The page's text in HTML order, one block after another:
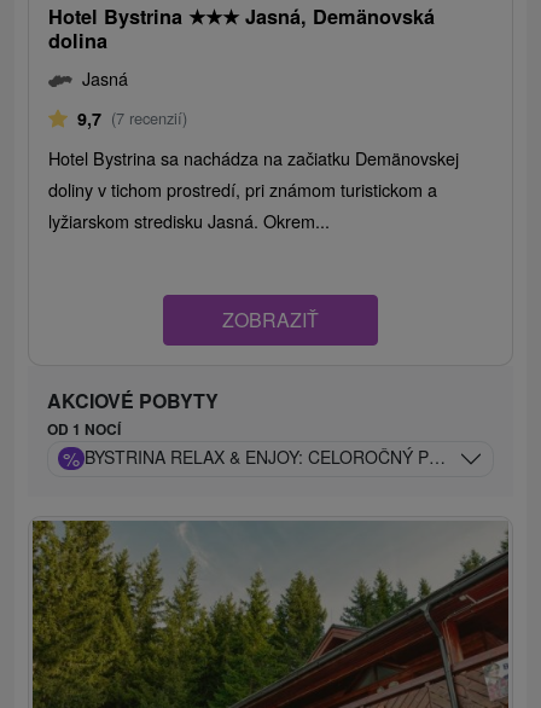
Hotel Bystrina ★★★ Jasná, Demänovská
dolina
Jasná
9,7 (7 recenzií)
Hotel Bystrina sa nachádza na začiatku Demänovskej
doliny v tichom prostredí, pri známom turistickom a
lyžiarskom stredisku Jasná. Okrem...
ZOBRAZIŤ
AKCIOVÉ POBYTY
OD 1 NOCÍ
% BYSTRINA RELAX & ENJOY: CELOROČNÝ POBYT POD